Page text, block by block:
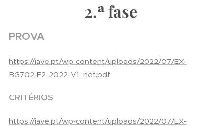
2.ª fase
PROVA
https://iave.pt/wp-content/uploads/2022/07/EX-
BG702-F2-2022-V1_net.pdf
CRITÉRIOS
https://iave.pt/wp-content/uploads/2022/07/EX-